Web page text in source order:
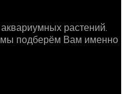
растений.
мы подберём Вам именно